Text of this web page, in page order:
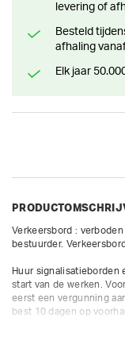
levering of
Besteld tijdens het weekend? Klaar voor levering of
afhaling
Elk jaar
Verkeersbord :
bestuurder.
Huur signalisatieborden
start van de werken.
eerst een vergunning
best 10 dagen op